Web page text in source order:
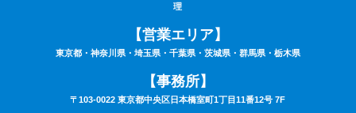
理
【営業エリア】
東京都・神奈川県・埼玉県・千葉県・茨城県・群馬県・栃木県
【事務所】
〒103-0022 東京都中央区日本橋室町1丁目11番12号 7F